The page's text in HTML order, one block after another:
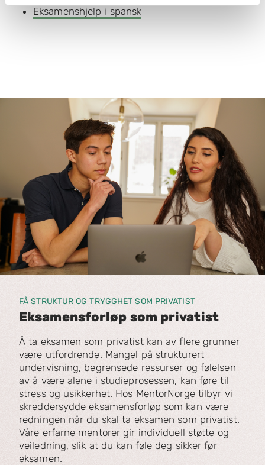
Eksamenshjelp i spansk
FÅ STRUKTUR OG TRYGGHET SOM PRIVATIST
Eksamensforløp som privatist
Å ta eksamen som privatist kan av flere grunner
være utfordrende. Mangel på strukturert
undervisning, begrensede ressurser og følelsen
av å være alene i studieprosessen, kan føre til
stress og usikkerhet. Hos MentorNorge tilbyr vi
skreddersydde eksamensforløp som kan være
redningen når du skal ta eksamen som privatist.
Våre erfarne mentorer gir individuell støtte og
veiledning, slik at du kan føle deg sikker før
eksamen.